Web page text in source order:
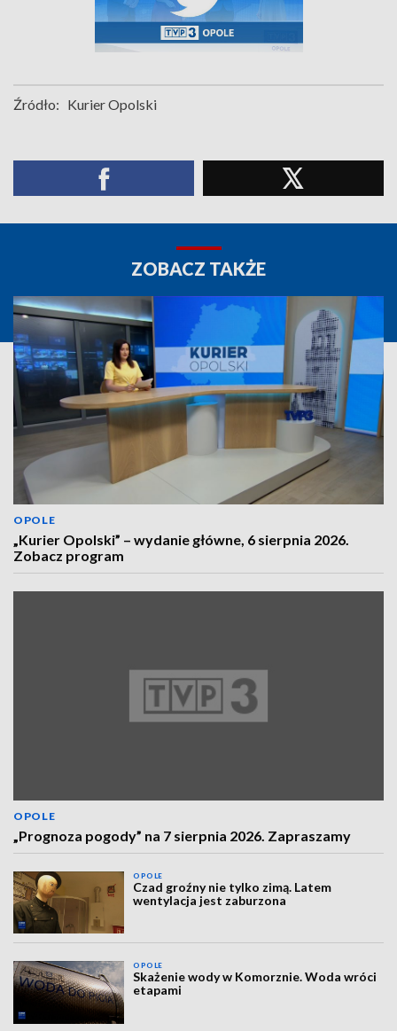
Źródło: Kurier Opolski
ZOBACZ TAKŻE
OPOLE
„Kurier Opolski” – wydanie główne, 6 sierpnia 2026.
Zobacz program
OPOLE
„Prognoza pogody” na 7 sierpnia 2026. Zapraszamy
OPOLE
Czad groźny nie tylko zimą. Latem
wentylacja jest zaburzona
OPOLE
Skażenie wody w Komorznie. Woda wróci
etapami